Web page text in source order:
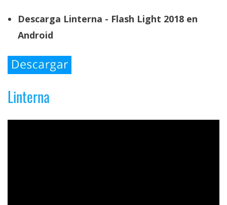
Descarga Linterna - Flash Light 2018 en
Android
Linterna